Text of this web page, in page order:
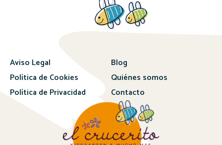
Aviso Legal
Política de Cookies
Política de Privacidad
Blog
Quiénes somos
Contacto